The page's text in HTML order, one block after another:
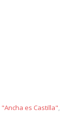
"Ancha es Castilla",